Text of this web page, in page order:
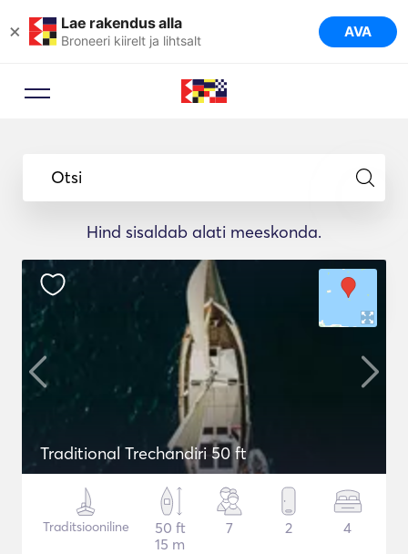
× Lae rakendus alla
Broneeri kiirelt ja lihtsalt AVA
Otsi
Hind sisaldab alati meeskonda.
Traditional Trechandiri 50 ft
Traditsiooniline
50 ft
15 m
7 2 4